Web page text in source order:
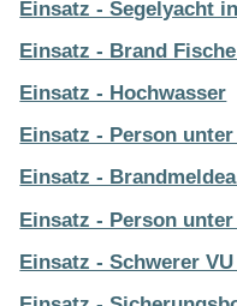
Einsatz - Segelyacht
Einsatz - Brand
Einsatz - Hochwasser
Einsatz - Person
Einsatz -
Einsatz - Person
Einsatz - Schwerer